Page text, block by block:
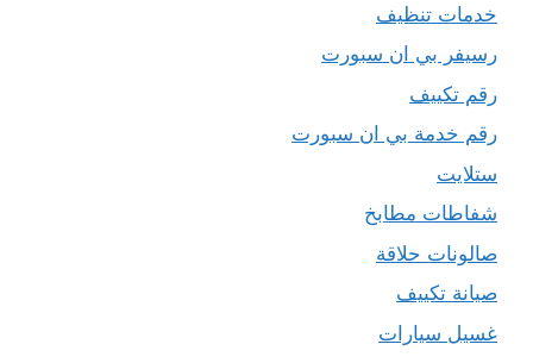
خدمات تنظيف
رسيفر بي ان سبورت
رقم تكييف
رقم خدمة بي ان سبورت
ستلايت
شفاطات مطابخ
صالونات حلاقة
صيانة تكييف
غسيل سيارات